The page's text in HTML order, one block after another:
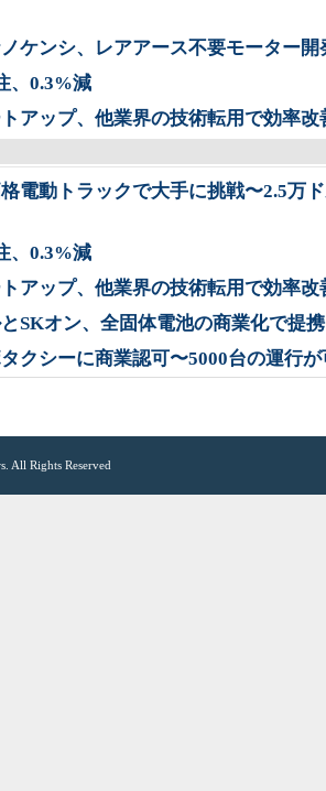
ケンシ、レアアース不要モーター開
、0.3%減
アップ、他業界の技術転用で効率改
電動トラックで大手に挑戦〜2.5万
、0.3%減
アップ、他業界の技術転用で効率改
SKオン、全固体電池の商業化で提携
クシーに商業認可〜5000台の運行
. All Rights Reserved